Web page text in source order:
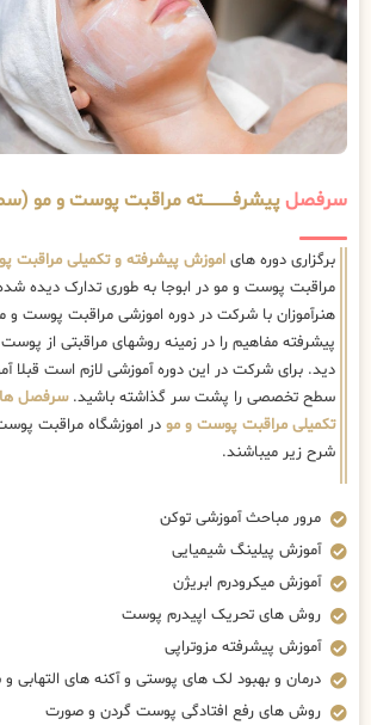
سرفصلپیشرفــــــــــــته مراقبت پوست و مو
برگزاری دوره های اموزش پیشرفته و تکمیلی مراقبت
مراقبت پوست و مو در ابوجا به طوری تدارک دیده
هنرآموزان با شرکت در دوره اموزشی مراقبت پوست و
پیشرفته مفاهیم را در زمینه روشهای مراقبتی از
دید. برای شرکت در این دوره آموزشی لازم است قبلا
سطح تخصصی را پشت سر گذاشته باشید.سرفصل
تکمیلی مراقبت پوست و مو در اموزشگاه مراقبت
شرح زیر میباشند.
مرور مباحث آموزشی توکن
آموزش پیلینگ شیمیایی
آموزش میکرودرم ابریژن
روش های تحریک اپیدرم پوست
آموزش پیشرفته مزوتراپی
درمان و بهبود لک های پوستی و آکنه های التهابی
روش های رفع افتادگی پوست گردن و صورت